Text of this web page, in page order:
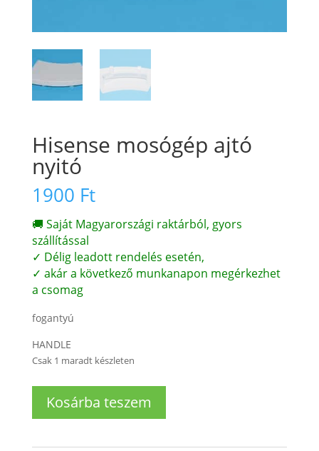
Hisense mosógép ajtó
nyitó
1900 Ft
🚚 Saját Magyarországi raktárból, gyors
szállítással
✓ Délig leadott rendelés esetén,
✓ akár a következő munkanapon megérkezhet
a csomag
fogantyú
HANDLE
Csak 1 maradt készleten
mosógép
Kosárba teszem